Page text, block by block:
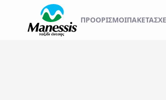
ΞΕΚΙΝΗΣΤΕ
ΠΡΟΟΡΙΣΜΟΊΠΑΚΕΤΑ